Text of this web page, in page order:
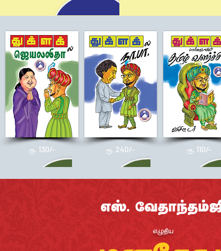
ரூ. 130/- ரூ. 240/- ரூ. 110/-
¨ü.
]B